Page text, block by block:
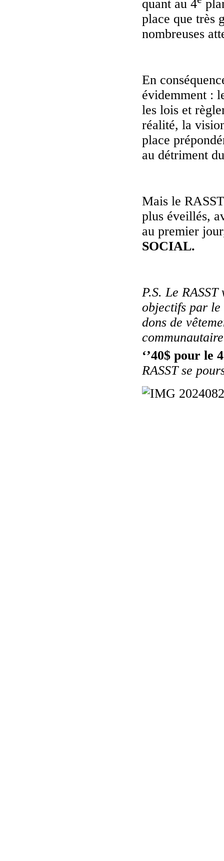
quant au 4
place que très
nombreuses
En
évidemment :
les lois et
réalité, la
place
au détriment
Mais le
plus éveillés,
au premier
SOCIAL.
P.S. Le
objectifs par le
dons de
‘’40$ pour le
RASST se